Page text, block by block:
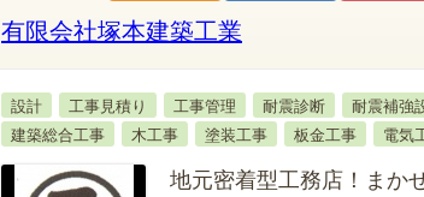
有限会社塚本建築工業
設計 工事見積り 工事管理 耐震診断 耐震補強
建築総合工事
木工事 塗装工事 板金工事 電気
地元密着型工務店！まか